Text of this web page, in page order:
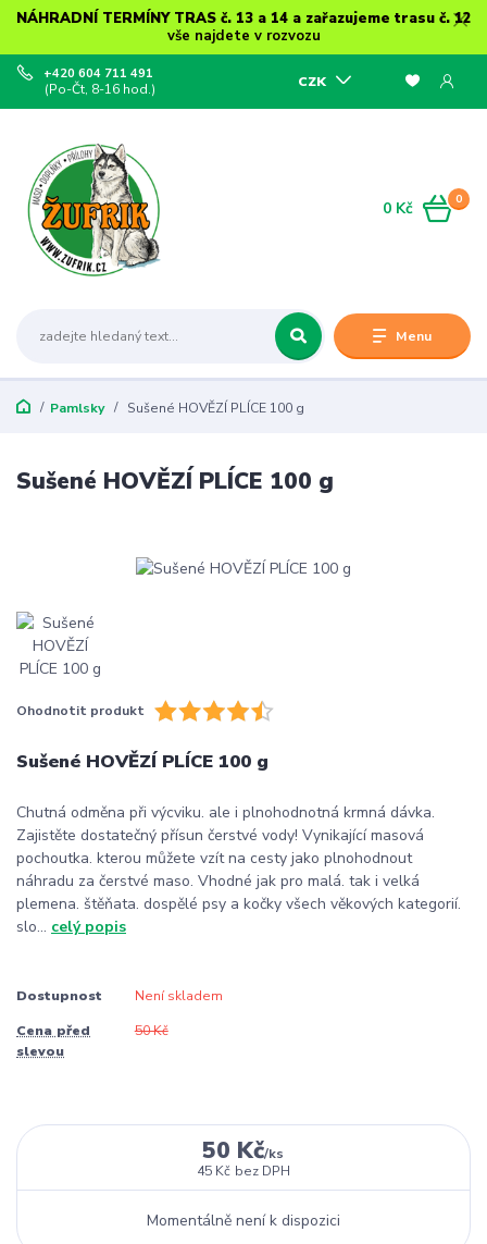
NÁHRADNÍ TERMÍNY TRAS č. 13 a 14 a zařazujeme trasu č. 12
vše najdete v rozvozu
Menu
CZK
+420 604 711 491
(Po-Čt, 8-16 hod.)
0
0 Kč
Pamlsky Sušené HOVĚZÍ PLÍCE 100 g
Sušené HOVĚZÍ PLÍCE 100 g
Ohodnotit produkt
Sušené HOVĚZÍ PLÍCE 100 g
Chutná odměna při výcviku. ale i plnohodnotná krmná dávka.
Zajistěte dostatečný přísun čerstvé vody! Vynikající masová
pochoutka. kterou můžete vzít na cesty jako plnohodnout
náhradu za čerstvé maso. Vhodné jak pro malá. tak i velká
plemena. štěňata. dospělé psy a kočky všech věkových kategorií.
slo... celý popis
Dostupnost Není skladem
Cena před
slevou
50 Kč
50 Kč/ks
45 Kč bez DPH
Momentálně není k dispozici